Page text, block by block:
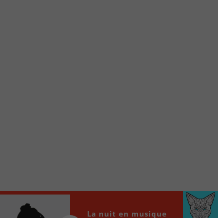
locale vous sont maintenant accessibles en un clic!
Audio
00:00 00:00
La nuit en musique